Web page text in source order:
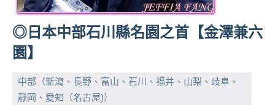
來
賓、
News
金
號
節
◎日本中部石川縣名園之首【金澤兼六
園】
中部（新瀉、長野、富山、石川、福井、山梨、歧阜、
靜岡、愛知（名古屋)）